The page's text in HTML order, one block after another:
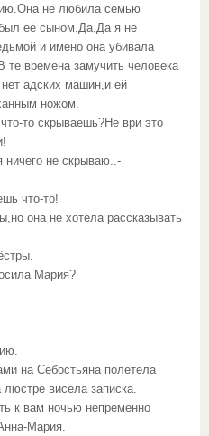
не любила семью
её сыном.Да,Да я не
и имено она убивала
времена замучить человека
адских машин,и ей
ножом.
то скрываешь?Не ври это
не скрываю..-
что-то!
она не хотела рассказывать
Мария?
на Себостьяна полетела
висела записка.
к вам ночью непременно
Мария.